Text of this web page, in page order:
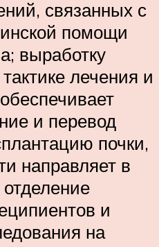
связанных с
помощи
выработку
лечения и
и перевод
почки,
направляет в
и
на